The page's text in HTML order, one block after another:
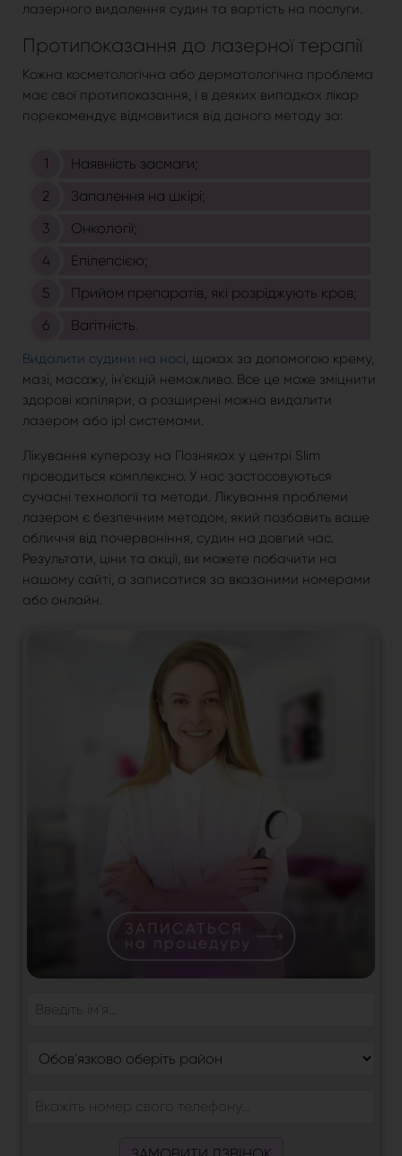
лазерного видалення судин та вартість на послуги.
Протипоказання до лазерної терапії
Кожна косметологічна або дерматологічна проблема
має свої протипоказання, і в деяких випадках лікар
порекомендує відмовитися від даного методу за:
Наявність засмаги;
Запалення на шкірі;
Онкології;
Епілепсією;
Прийом препаратів, які розріджують кров;
Вагітність.
Видалити судини на носі, щоках за допомогою крему,
мазі, масажу, ін'єкцій неможливо. Все це може зміцнити
здорові капіляри, а розширені можна видалити
лазером або ipl системами.
Лікування куперозу на Позняках у центрі Slim
проводиться комплексно. У нас застосовуються
сучасні технології та методи. Лікування проблеми
лазером є безпечним методом, який позбавить ваше
обличчя від почервоніння, судин на довгий час.
Результати, ціни та акції, ви можете побачити на
нашому сайті, а записатися за вказаними номерами
або онлайн.